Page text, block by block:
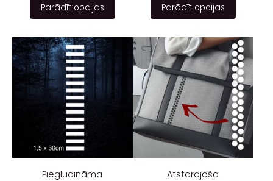
Parādīt opcijas Parādīt opcijas
Piegludināma
Atstarojoša